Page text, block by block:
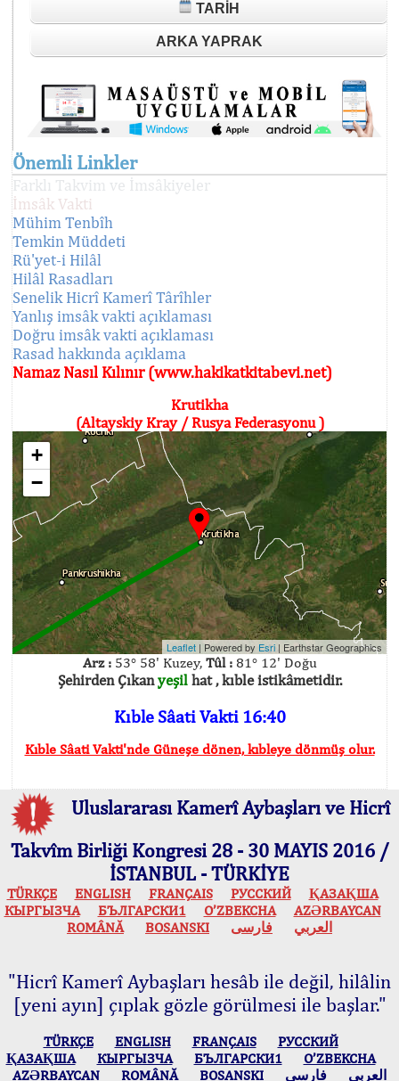
TARIH
ARKA YAPRAK
Önemli Linkler
Farklı Takvim ve İmsâkiyeler
İmsâk Vakti
Mühim Tenbîh
Temkin Müddeti
Rü'yet-i Hilâl
Hilâl Rasadları
Senelik Hicrî Kamerî Târîhler
Yanlış imsâk vakti açıklaması
Doğru imsâk vakti açıklaması
Rasad hakkında açıklama
Namaz Nasıl Kılınır (www.hakikatkitabevi.net)
Krutikha
(Altayskiy Kray / Rusya Federasyonu )
+
−
Leaflet | Powered by Esri | Earthstar Geographics
Arz :53° 58' Kuzey, Tûl :81° 12' Doğu
Şehirden Çıkanyeşilhat , kıble istikâmetidir.
Kıble Sâati Vakti 16:40
Kıble Sâati Vakti'nde Güneşe dönen, kıbleye dönmüş olur.
Uluslararası Kamerî Aybaşları ve Hicrî
Takvîm Birliği Kongresi 28 - 30 MAYIS 2016 /
İSTANBUL - TÜRKİYE
TÜRKÇE ENGLISH FRANÇAIS РУССКИЙ
ҚАЗАҚША
КЫPГЫЗЧA
БЪЛГАРСКИ1 O’ZBEKCHA
AZӘRBAYCAN
ROMÂNĂ
BOSANSKI العربي فارسی
"Hicrî Kamerî Aybaşları hesâb ile değil, hilâlin
[yeni ayın] çıplak gözle görülmesi ile başlar."
TÜRKÇE ENGLISH FRANÇAIS
РУССКИЙ
ҚАЗАҚША
КЫPГЫЗЧA БЪЛГАРСКИ1
O’ZBEKCHA
AZӘRBAYCAN
ROMÂNĂ BOSANSKI العربي فارسی